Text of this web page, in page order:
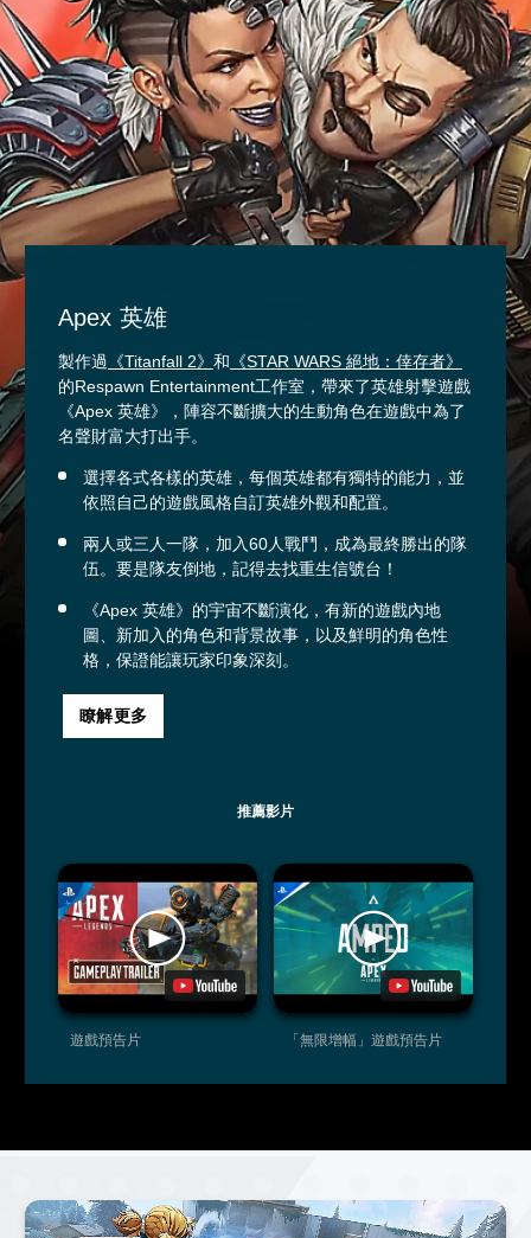
Apex 英雄
製作過 《Titanfall 2》 和 《STAR WARS 絕地：倖存者》
的Respawn Entertainment工作室，帶來了英雄射擊遊戲
《Apex 英雄》，陣容不斷擴大的生動角色在遊戲中為了
名聲財富大打出手。
選擇各式各樣的英雄，每個英雄都有獨特的能力，並
依照自己的遊戲風格自訂英雄外觀和配置。
兩人或三人一隊，加入60人戰鬥，成為最終勝出的隊
伍。要是隊友倒地，記得去找重生信號台！
《Apex 英雄》的宇宙不斷演化，有新的遊戲內地
圖、新加入的角色和背景故事，以及鮮明的角色性
格，保證能讓玩家印象深刻。
瞭解更多
推薦影片
遊戲預告片 「無限增幅」遊戲預告片